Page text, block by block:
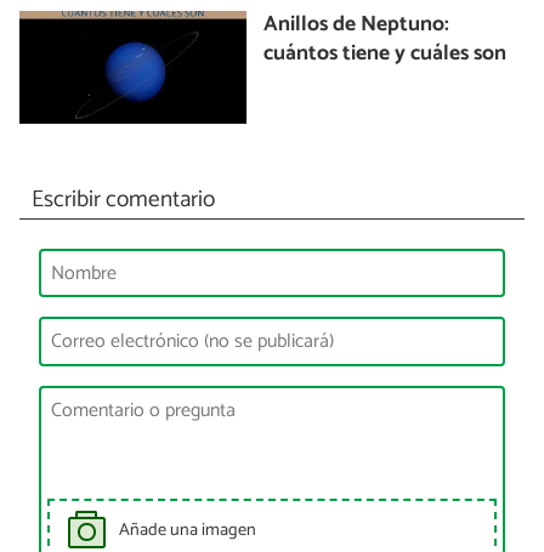
Anillos de Neptuno:
cuántos tiene y cuáles son
Escribir comentario
Añade una imagen